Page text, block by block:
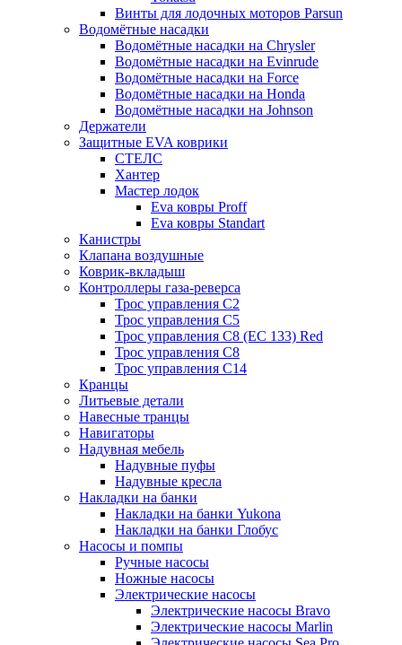
Винты для лодочных моторов Parsun
Водомётные насадки
Водомётные насадки на Chrysler
Водомётные насадки на Evinrude
Водомётные насадки на Force
Водомётные насадки на Honda
Водомётные насадки на Johnson
Держатели
Защитные EVA коврики
СТЕЛС
Хантер
Мастер лодок
Eva ковры Proff
Eva ковры Standart
Канистры
Клапана воздушные
Коврик-вкладыш
Контроллеры газа-реверса
Трос управления C2
Трос управления C5
Трос управления C8 (ЕС 133) Red
Трос управления C8
Трос управления C14
Кранцы
Литьевые детали
Навесные транцы
Навигаторы
Надувная мебель
Надувные пуфы
Надувные кресла
Накладки на банки
Накладки на банки Yukona
Накладки на банки Глобус
Насосы и помпы
Ручные насосы
Ножные насосы
Электрические насосы
Электрические насосы Bravo
Электрические насосы Marlin